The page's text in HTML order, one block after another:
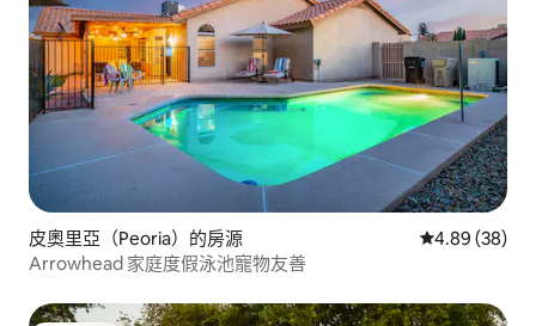
皮奧里亞（Peoria）的房源 從 38 則評價
4.89 (38)
Arrowhead 家庭度假泳池寵物友善